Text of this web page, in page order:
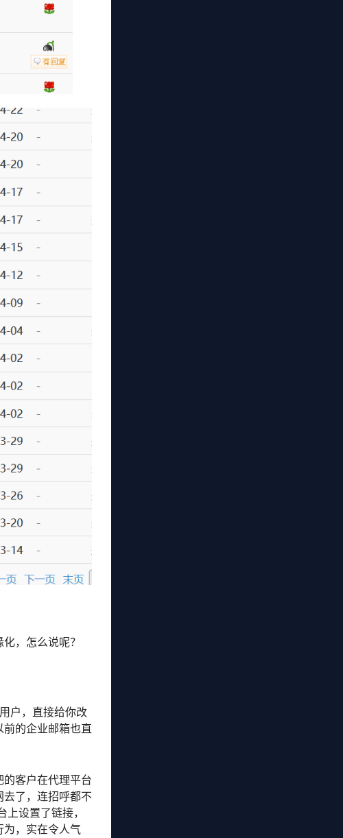
，怎么说呢？
户，直接给你改
的企业邮箱也直
客户在代理平台
了，连招呼都不
设置了链接，
为，实在令人气